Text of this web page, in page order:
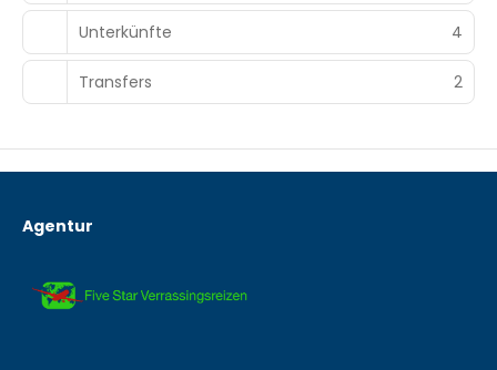
Unterkünfte 4
Transfers 2
Agentur